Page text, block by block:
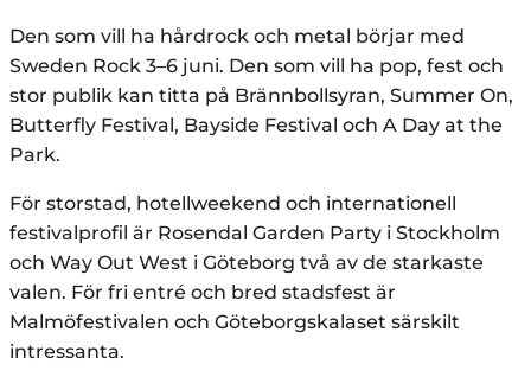
Den som vill ha hårdrock och metal börjar med
Sweden Rock 3–6 juni. Den som vill ha pop, fest och
stor publik kan titta på Brännbollsyran, Summer On,
Butterfly Festival, Bayside Festival och A Day at the
Park.
För storstad, hotellweekend och internationell
festivalprofil är Rosendal Garden Party i Stockholm
och Way Out West i Göteborg två av de starkaste
valen. För fri entré och bred stadsfest är
Malmöfestivalen och Göteborgskalaset särskilt
intressanta.